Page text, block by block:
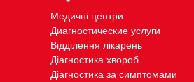
Медичні центри
Диагностические услуги
Відділення лікарень
Діагностика хвороб
Діагностика за симптомами